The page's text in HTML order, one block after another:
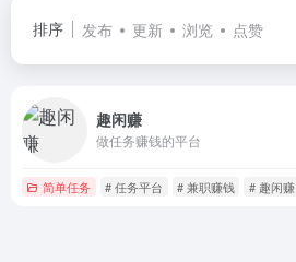
排序 发布 更新 浏览 点赞
趣闲赚
做任务赚钱的平台
简单任务 # 任务平台 # 兼职赚钱 # 趣闲赚